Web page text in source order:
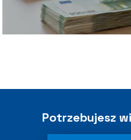
Potrzebujesz